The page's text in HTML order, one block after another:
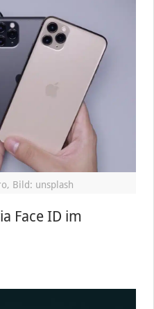
Bild: unsplash
Face ID im